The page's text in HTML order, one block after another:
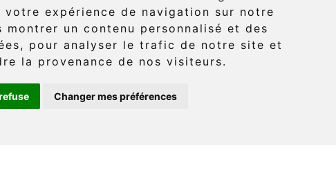
votre expérience de navigation sur notre
montrer un contenu personnalisé et des
pour analyser le trafic de notre site et
la provenance de nos visiteurs.
Changer mes préférences
Griffon, Gaspé
G4X 6A9
: (418) 360-6614